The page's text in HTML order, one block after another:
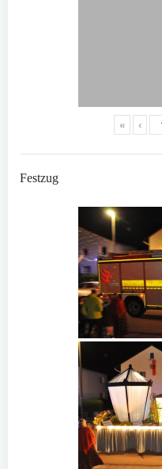
« ‹
Festzug